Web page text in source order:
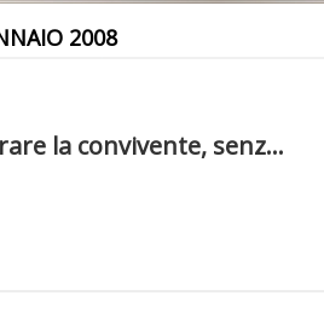
2008
la convivente, senz...